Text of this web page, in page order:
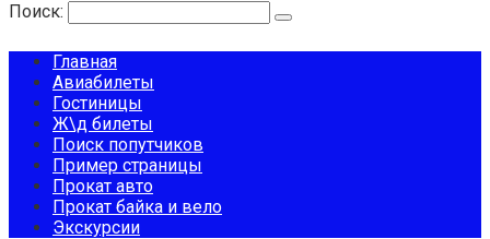
Поиск:
Главная
Авиабилеты
Гостиницы
Ж\д билеты
Поиск попутчиков
Пример страницы
Прокат авто
Прокат байка и вело
Экскурсии